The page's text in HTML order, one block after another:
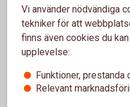
Trafik, hel och halv –
försäkringarna?
gälla?
Vi använder nödvändiga
tekniker för att
finns även cookies du
upplevelse:
Funktioner, prestanda
Relevant